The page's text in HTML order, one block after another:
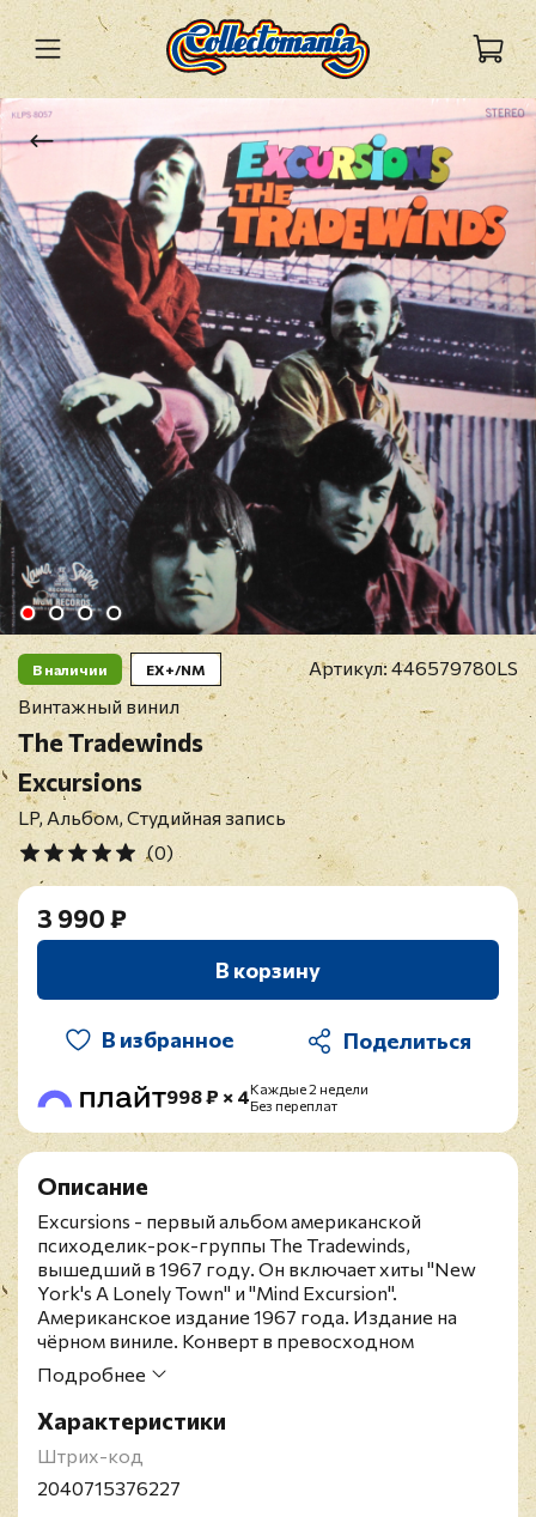
В наличии EX+/NM Артикул:446579780LS
Винтажный винил
The Tradewinds
Excursions
LP, Альбом, Студийная запись
(0)
3 990 ₽
В корзину
В избранное
998 ₽ × 4Каждые 2 недели
Без переплат
Описание
Excursions - первый альбом американской
психоделик-рок-группы The Tradewinds,
вышедший в 1967 году. Он включает хиты "New
York's A Lonely Town" и "Mind Excursion".
Американское издание 1967 года. Издание на
чёрном виниле. Конверт в превосходном
состоянии. Винил в состоянии, близком к
идеальному. У конверта есть прокол в левом
нижнем углу. The Tradewinds - американская поп-
группа, образованная в Провиденсе, штат Род-
Айленд. Группу основали музыкальные
продюсеры и авторы песен Питер Андерс и Вини
Подробнее
Характеристики
Штрих-код
2040715376227